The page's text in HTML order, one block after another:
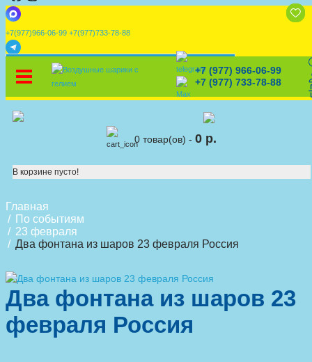
+7(977)966-06-99 +7(977)733-78-88
Скидки Конструктор
x УСТАНОВИТЕ НАШЕ ПРИЛОЖЕНИЕ!+7 (977) 966-06-99
+7 (977) 733-78-88
0 товар(ов) - 0 р.
В корзине пусто!
Главная
По событиям
23 февраля
Два фонтана из шаров 23 февраля Россия
Два фонтана из шаров 23
февраля Россия